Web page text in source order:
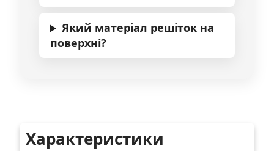
Який матеріал решіток на
поверхні?
Характеристики